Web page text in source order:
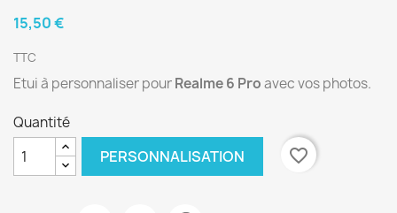
15,50 €
TTC
Etui à personnaliser pourRealme 6 Proavec vos photos.
Quantité
PERSONNALISATION favorite_border